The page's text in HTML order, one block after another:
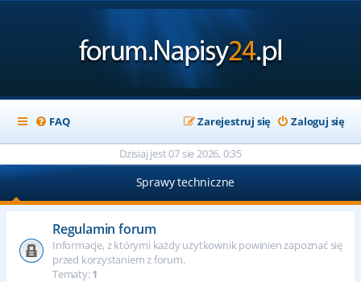
FAQ Zaloguj się
Zarejestruj się
Dzisiaj jest 07 sie 2026, 0:35
Sprawy techniczne
Regulamin forum
Informacje, z którymi każdy użytkownik powinien zapoznać się
przed korzystaniem z forum.
Tematy:1